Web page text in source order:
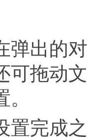
出的对
可拖动
完成之